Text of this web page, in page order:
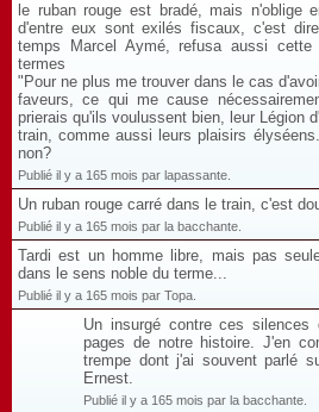
le ruban rouge est bradé, mais n'oblige
d'entre eux sont exilés fiscaux, c'est
temps Marcel Aymé, refusa aussi cette
termes
"Pour ne plus me trouver dans le cas
faveurs, ce qui me cause
prierais qu'ils voulussent bien, leur Légion
train, comme aussi leurs plaisirs
non?
Publié il y a 165 mois par lapassante.
Un ruban rouge carré dans le train, c'est
Publié il y a 165 mois par la bacchante.
Tardi est un homme libre, mais pas
dans le sens noble du terme...
Publié il y a 165 mois par Topa.
Un insurgé contre ces silences
pages de notre histoire. J'en
trempe dont j'ai souvent parlé
Ernest.
Publié il y a 165 mois par la bacchante.